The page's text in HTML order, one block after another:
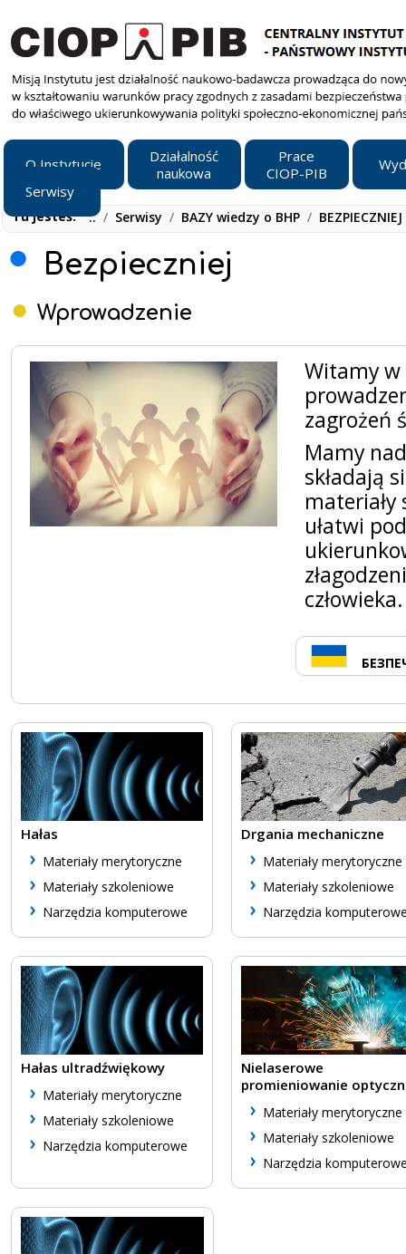
O Instytucie
Działalność
naukowa
Prace
CIOP-PIB
Serwisy
Tu jesteś: ../ Serwisy / BAZY wiedzy o BHP / BEZPIECZNIEJ
Bezpieczniej
Wprowadzenie
Witamy w
zagrożeń
Mamy
składają
ułatwi
człowieka.
Hałas
Materiały merytoryczne
Materiały szkoleniowe
Narzędzia komputerowe
Drgania mechaniczne
Materiały merytoryczne
Materiały szkoleniowe
Narzędzia
Hałas ultradźwiękowy
Materiały merytoryczne
Materiały szkoleniowe
Narzędzia komputerowe
Nielaserowe
promieniowanie
Materiały merytoryczne
Materiały szkoleniowe
Narzędzia